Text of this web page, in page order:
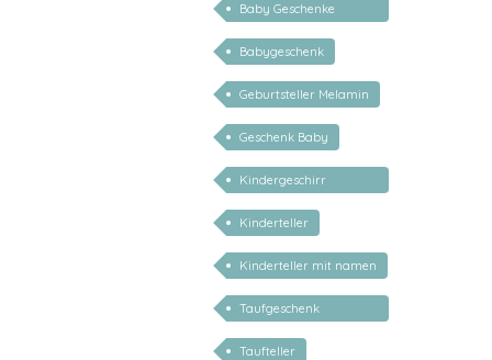
Baby Geschenke
personalisierbar
Babygeschenk
Geburtsteller Melamin
Geschenk Baby
Kindergeschirr
personalisiert
Kinderteller
Kinderteller mit namen
Taufgeschenk
personalisiert
Taufteller